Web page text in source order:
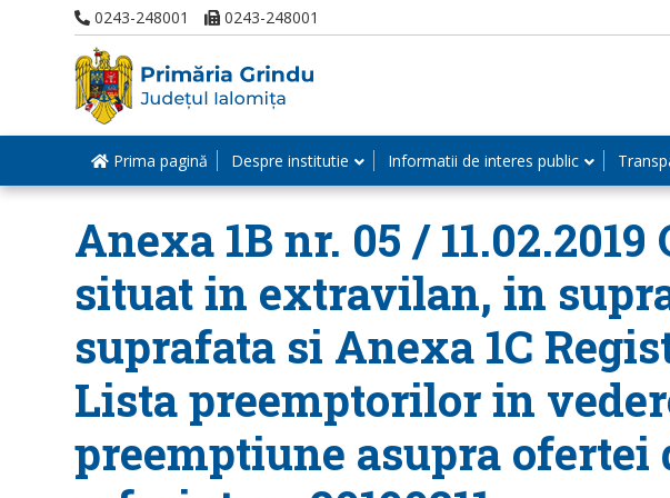
0243-248001 0243-248001
Prima pagină Despre institutie Informatii de interes public
Anexa 1B nr. 05 /
situat in extravilan, in
suprafata si Anexa 1C
Lista preemptorilor in
preemptiune asupra